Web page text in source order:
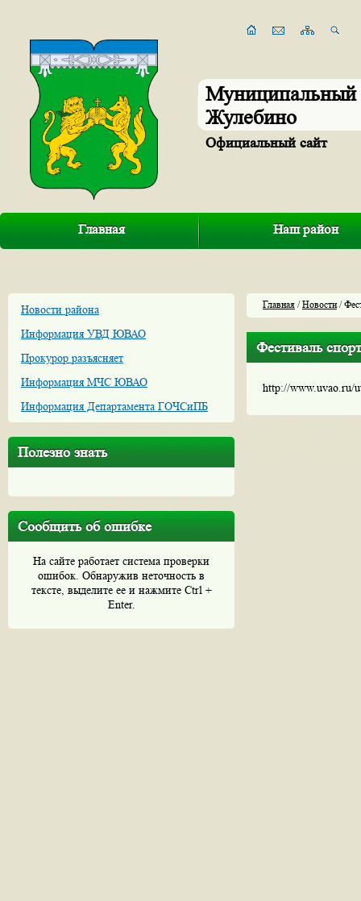
Муниципальный
Жулебино
Официальный сайт
Главная Наш район
Новости района
Информация УВД ЮВАО
Прокурор разъясняет
Информация МЧС ЮВАО
Информация Департамента ГОЧСиПБ
Полезно знать
Сообщить об ошибке
На сайте работает система проверки
ошибок. Обнаружив неточность в
тексте, выделите ее и нажмите Ctrl +
Enter.
Главная /Новости/
Фестиваль
http://www.uvao.ru/